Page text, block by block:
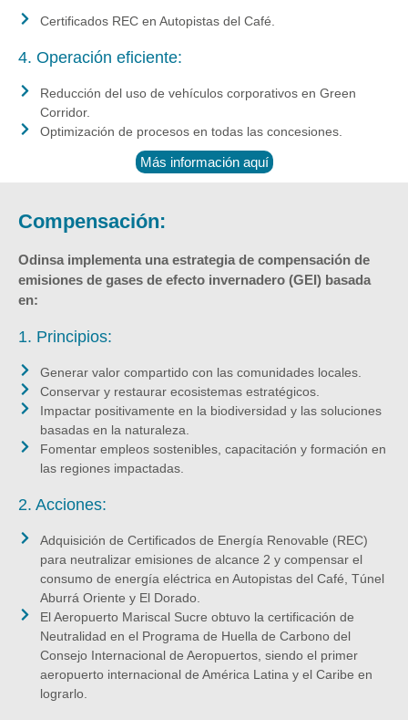
Certificados REC en Autopistas del Café.
4. Operación eficiente:
Reducción del uso de vehículos corporativos en Green
Corridor.
Optimización de procesos en todas las concesiones.
Más información aquí
Compensación:
Odinsa implementa una estrategia de compensación de
emisiones de gases de efecto invernadero (GEI) basada
en:
1. Principios:
Generar valor compartido con las comunidades locales.
Conservar y restaurar ecosistemas estratégicos.
Impactar positivamente en la biodiversidad y las soluciones
basadas en la naturaleza.
Fomentar empleos sostenibles, capacitación y formación en
las regiones impactadas.
2. Acciones:
Adquisición de Certificados de Energía Renovable (REC)
para neutralizar emisiones de alcance 2 y compensar el
consumo de energía eléctrica en Autopistas del Café, Túnel
Aburrá Oriente y El Dorado.
El Aeropuerto Mariscal Sucre obtuvo la certificación de
Neutralidad en el Programa de Huella de Carbono del
Consejo Internacional de Aeropuertos, siendo el primer
aeropuerto internacional de América Latina y el Caribe en
lograrlo.